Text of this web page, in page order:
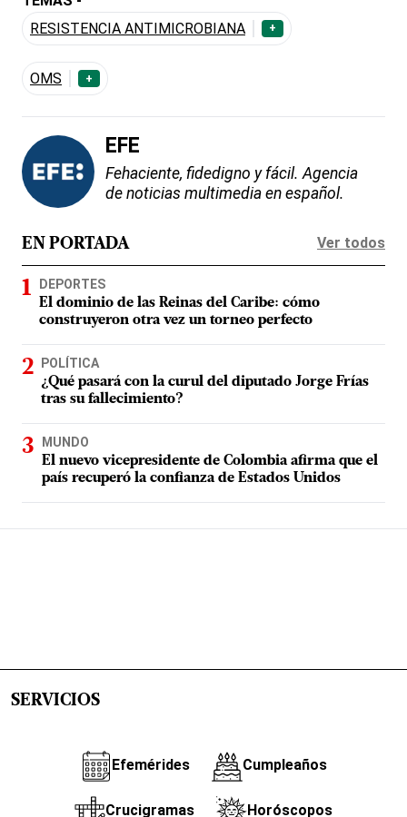
RESISTENCIA ANTIMICROBIANA
+
OMS +
EFE
Fehaciente, fidedigno y fácil. Agencia
de noticias multimedia en español.
EN PORTADA Ver todos
DEPORTES
El dominio de las Reinas del Caribe: cómo
construyeron otra vez un torneo perfecto
POLÍTICA
¿Qué pasará con la curul del diputado Jorge Frías
tras su fallecimiento?
MUNDO
El nuevo vicepresidente de Colombia afirma que el
país recuperó la confianza de Estados Unidos
SERVICIOS
Efemérides Cumpleaños
Crucigramas Horóscopos